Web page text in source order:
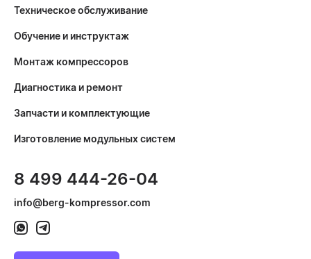
Техническое обслуживание
Обучение и инструктаж
Монтаж компрессоров
Диагностика и ремонт
Запчасти и комплектующие
Изготовление модульных систем
8 499 444-26-04
info@berg-kompressor.com